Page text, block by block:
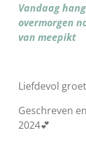
Vandaag
overmorgen
van meepikt
Liefdevol
Geschreven
2024💕